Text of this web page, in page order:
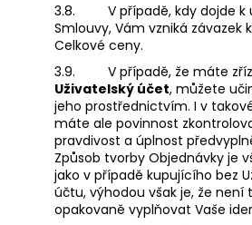
3.8.
V případě, kdy dojde k
Smlouvy, Vám vzniká závazek
Celkové ceny.
3.9.
V případě, že máte
Uživatelský účet, můžete
jeho prostřednictvím. I v
máte ale povinnost
pravdivost a úplnost
Způsob tvorby Objednávky je
jako v případě kupujícího bez
účtu, výhodou však je, že není
opakovaně vyplňovat Vaše